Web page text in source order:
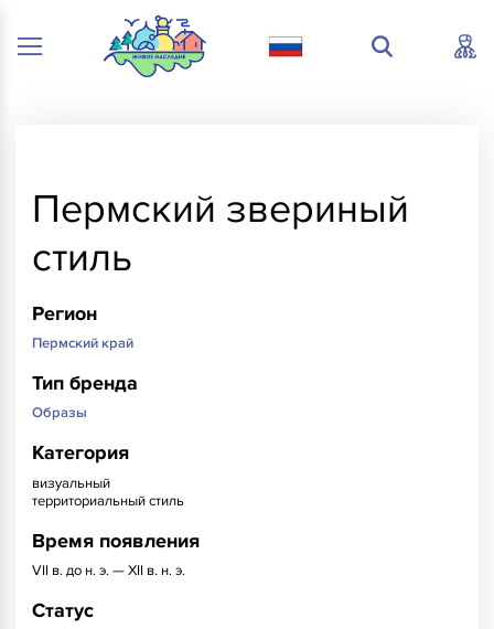
Пермский звериный
стиль
Регион
Пермский край
Тип бренда
Образы
Категория
визуальный
территориальный стиль
Время появления
VII в. до н. э. — XII в. н. э.
Статус